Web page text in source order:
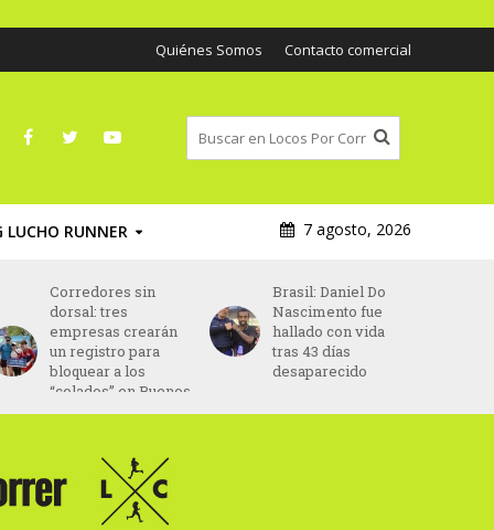
Quiénes Somos Contacto comercial
LUCHO RUNNER 7 agosto, 2026
Corredores sin
dorsal: tres
empresas crearán
un registro para
bloquear a los
“colados” en Buenos
Aires
Brasil: Daniel Do
Nascimento fue
hallado con vida
tras 43 días
desaparecido